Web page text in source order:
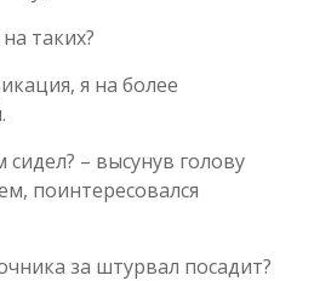
таких?
я на более
– высунув голову
поинтересовался
за штурвал посадит?